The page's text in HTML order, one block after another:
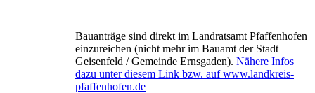
Bauanträge sind direkt im Landratsamt Pfaffenhofen
einzureichen (nicht mehr im Bauamt der Stadt
Geisenfeld / Gemeinde Ernsgaden). Nähere Infos
dazu unter diesem Link bzw. auf www.landkreis-
pfaffenhofen.de